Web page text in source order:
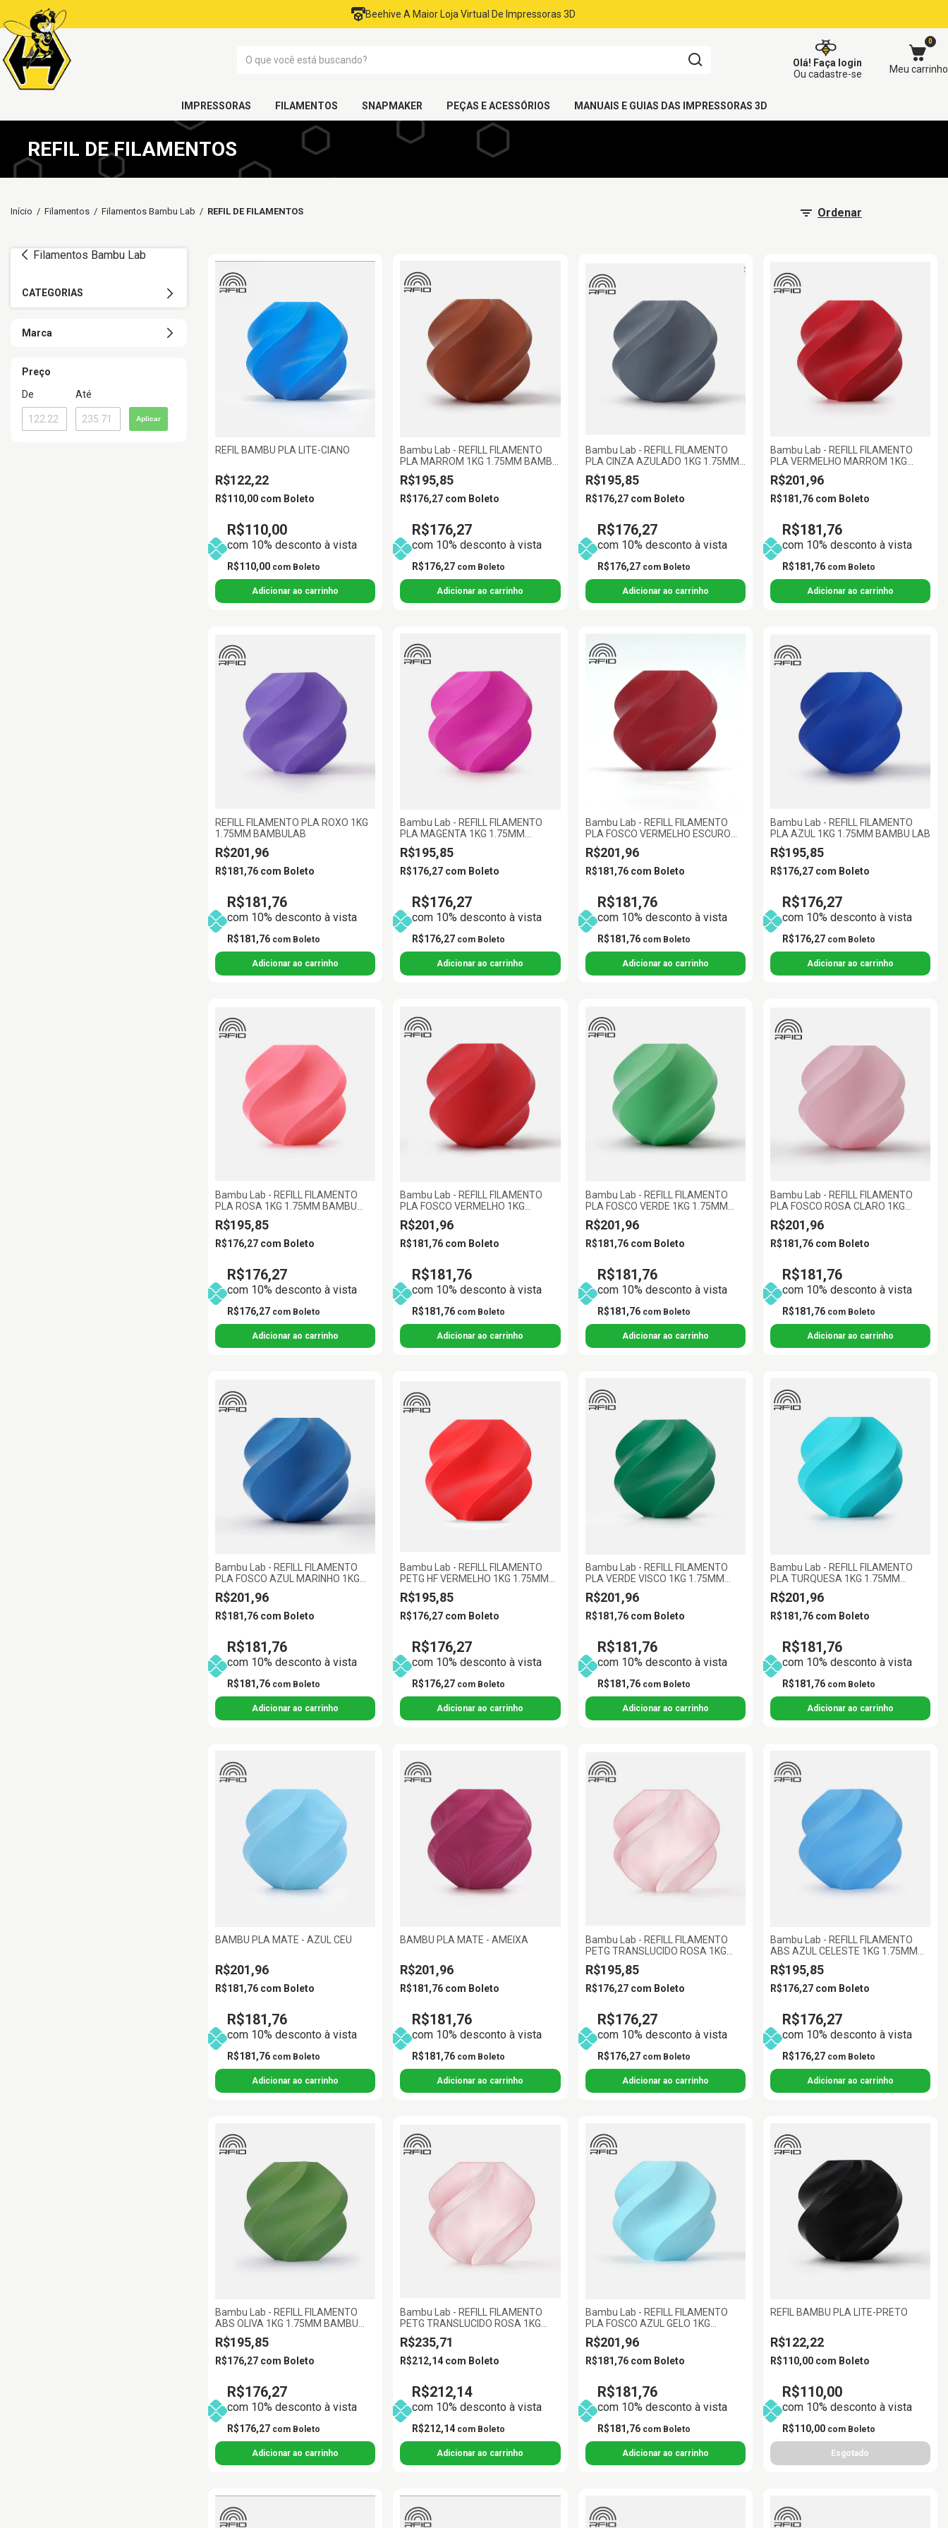
Beehive A Maior Loja Virtual De Impressoras 3D
Olá! Faça login
Ou cadastre-se
0
Meu carrinho
IMPRESSORAS FILAMENTOS SNAPMAKER PEÇAS E ACESSÓRIOS MANUAIS E GUIAS DAS IMPRESSORAS 3D
REFIL DE FILAMENTOS
Início / Filamentos / Filamentos Bambu Lab / REFIL DE FILAMENTOS Ordenar
Filamentos Bambu Lab
CATEGORIAS
Marca
Preço
De
Até
Aplicar
REFIL BAMBU PLA LITE-CIANO
R$122,22
R$110,00 com Boleto
R$110,00
com 10% desconto à vista
R$110,00 com Boleto
Bambu Lab - REFILL FILAMENTO
PLA MARROM 1KG 1.75MM BAMBU
LAB
R$195,85
R$176,27 com Boleto
R$176,27
com 10% desconto à vista
R$176,27 com Boleto
Bambu Lab - REFILL FILAMENTO
PLA CINZA AZULADO 1KG 1.75MM
BAMBU LAB
R$195,85
R$176,27 com Boleto
R$176,27
com 10% desconto à vista
R$176,27 com Boleto
Bambu Lab - REFILL FILAMENTO
PLA VERMELHO MARROM 1KG
1.75MM BAMBU LAB
R$201,96
R$181,76 com Boleto
R$181,76
com 10% desconto à vista
R$181,76 com Boleto
REFILL FILAMENTO PLA ROXO 1KG
1.75MM BAMBULAB
R$201,96
R$181,76 com Boleto
R$181,76
com 10% desconto à vista
R$181,76 com Boleto
Bambu Lab - REFILL FILAMENTO
PLA MAGENTA 1KG 1.75MM
BAMBU LAB
R$195,85
R$176,27 com Boleto
R$176,27
com 10% desconto à vista
R$176,27 com Boleto
Bambu Lab - REFILL FILAMENTO
PLA FOSCO VERMELHO ESCURO
1KG 1.75MM BAMBU LAB
R$201,96
R$181,76 com Boleto
R$181,76
com 10% desconto à vista
R$181,76 com Boleto
Bambu Lab - REFILL FILAMENTO
PLA AZUL 1KG 1.75MM BAMBU LAB
R$195,85
R$176,27 com Boleto
R$176,27
com 10% desconto à vista
R$176,27 com Boleto
Bambu Lab - REFILL FILAMENTO
PLA ROSA 1KG 1.75MM BAMBU
LAB
R$195,85
R$176,27 com Boleto
R$176,27
com 10% desconto à vista
R$176,27 com Boleto
Bambu Lab - REFILL FILAMENTO
PLA FOSCO VERMELHO 1KG
1.75MM BAMBU LAB
R$201,96
R$181,76 com Boleto
R$181,76
com 10% desconto à vista
R$181,76 com Boleto
Bambu Lab - REFILL FILAMENTO
PLA FOSCO VERDE 1KG 1.75MM
BAMBU LAB
R$201,96
R$181,76 com Boleto
R$181,76
com 10% desconto à vista
R$181,76 com Boleto
Bambu Lab - REFILL FILAMENTO
PLA FOSCO ROSA CLARO 1KG
1.75MM BAMBU LAB
R$201,96
R$181,76 com Boleto
R$181,76
com 10% desconto à vista
R$181,76 com Boleto
Bambu Lab - REFILL FILAMENTO
PLA FOSCO AZUL MARINHO 1KG
1.75MM BAMBU LAB
R$201,96
R$181,76 com Boleto
R$181,76
com 10% desconto à vista
R$181,76 com Boleto
Bambu Lab - REFILL FILAMENTO
PETG HF VERMELHO 1KG 1.75MM
BAMBU LAB
R$195,85
R$176,27 com Boleto
R$176,27
com 10% desconto à vista
R$176,27 com Boleto
Bambu Lab - REFILL FILAMENTO
PLA VERDE VISCO 1KG 1.75MM
BAMBU LAB
R$201,96
R$181,76 com Boleto
R$181,76
com 10% desconto à vista
R$181,76 com Boleto
Bambu Lab - REFILL FILAMENTO
PLA TURQUESA 1KG 1.75MM
BAMBU LAB
R$201,96
R$181,76 com Boleto
R$181,76
com 10% desconto à vista
R$181,76 com Boleto
BAMBU PLA MATE - AZUL CEU
R$201,96
R$181,76 com Boleto
R$181,76
com 10% desconto à vista
R$181,76 com Boleto
BAMBU PLA MATE - AMEIXA
R$201,96
R$181,76 com Boleto
R$181,76
com 10% desconto à vista
R$181,76 com Boleto
Bambu Lab - REFILL FILAMENTO
PETG TRANSLUCIDO ROSA 1KG
1.75MM BAMBU LAB
R$195,85
R$176,27 com Boleto
R$176,27
com 10% desconto à vista
R$176,27 com Boleto
Bambu Lab - REFILL FILAMENTO
ABS AZUL CELESTE 1KG 1.75MM
BAMBU LAB
R$195,85
R$176,27 com Boleto
R$176,27
com 10% desconto à vista
R$176,27 com Boleto
Bambu Lab - REFILL FILAMENTO
ABS OLIVA 1KG 1.75MM BAMBU
LAB
R$195,85
R$176,27 com Boleto
R$176,27
com 10% desconto à vista
R$176,27 com Boleto
Bambu Lab - REFILL FILAMENTO
PETG TRANSLUCIDO ROSA 1KG
1.75MM BAMBU LAB
R$235,71
R$212,14 com Boleto
R$212,14
com 10% desconto à vista
R$212,14 com Boleto
Bambu Lab - REFILL FILAMENTO
PLA FOSCO AZUL GELO 1KG
1.75MM BAMBU LAB
R$201,96
R$181,76 com Boleto
R$181,76
com 10% desconto à vista
R$181,76 com Boleto
REFIL BAMBU PLA LITE-PRETO
R$122,22
R$110,00 com Boleto
R$110,00
com 10% desconto à vista
R$110,00 com Boleto